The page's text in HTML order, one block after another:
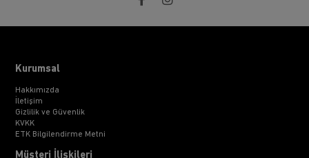
Kurumsal
Hakkımızda
İletişim
Gizlilik ve Güvenlik
KVKK
ETK Bilgilendirme Metni
Müşteri İlişkileri